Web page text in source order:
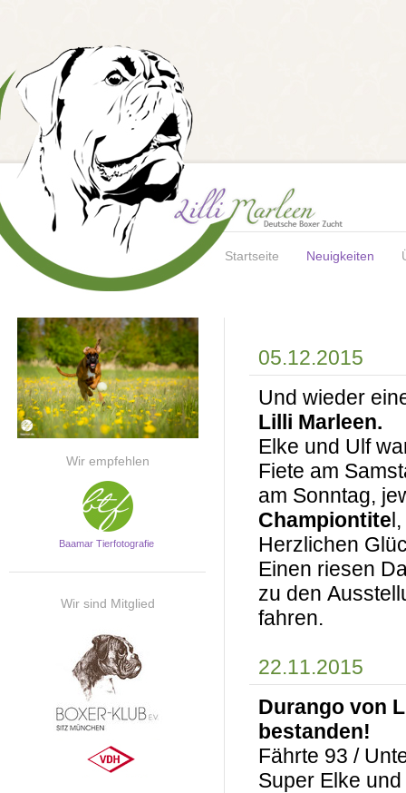
Wir empfehlen
Baamar Tierfotografie
Wir sind Mitglied
Startseite Neuigkeiten
05.12.2015
Und wieder
Lilli Marleen.
Elke und Ulf
Fiete am
am Sonntag,
Championtite
Herzlichen
Einen riesen
zu den
fahren.
22.11.2015
Durango von
bestanden!
Fährte 93 /
Super Elke